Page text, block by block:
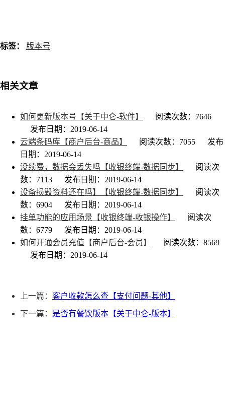
标签： 版本号
相关文章
如何更新版本号【关于中仑-软件】
阅读次数：7646
发布日期：2019-06-14
云端条码库【商户后台-商品】
阅读次数：7055
发布
日期：2019-06-14
没续费，数据会丢失吗【收银终端-数据同步】
阅读次
数：7113
发布日期：2019-06-14
设备损毁资料还在吗】【收银终端-数据同步】
阅读次
数：6904
发布日期：2019-06-14
挂单功能的应用场景【收银终端-收银操作】
阅读次
数：6779
发布日期：2019-06-14
如何开通会员充值【商户后台-会员】
阅读次数：8569
发布日期：2019-06-14
上一篇： 客户收款怎么查【支付问题-其他】
下一篇： 是否有餐饮版本【关于中仑-版本】